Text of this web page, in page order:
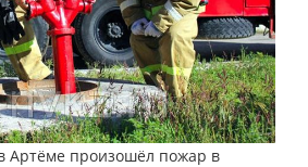
Артёме произошёл пожар в